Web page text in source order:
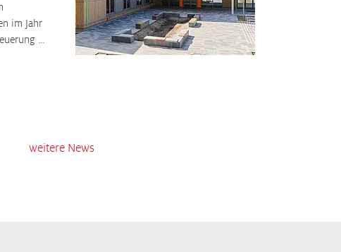
im Jahr
…
weitere News